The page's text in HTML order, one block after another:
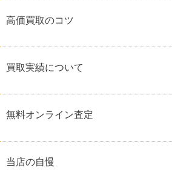
高価買取のコツ
買取実績について
無料オンライン査定
当店の自慢